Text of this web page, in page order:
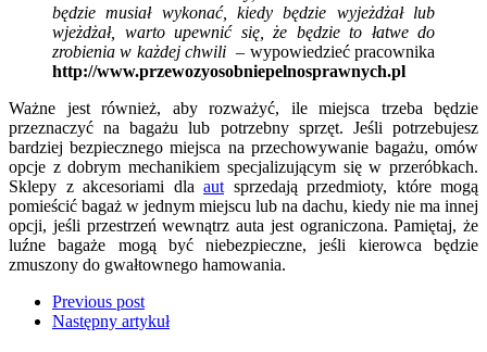
będziemusiałwykonać, kiedybędzie wyjeżdżał lub
wjeżdżał, warto upewnić się, że będzie to łatwe do
zrobieniaw każdej chwili – wypowiedzieć pracownika
http://www.przewozyosobniepelnosprawnych.pl
Ważne jest również, aby rozważyć, ile miejsca trzeba będzie
przeznaczyć nabagażu lub potrzebny sprzęt. Jeśli potrzebujesz
bardziej bezpiecznego miejsca na przechowywanie bagażu, omów
opcje z dobrym mechanikiem specjalizującym się w przeróbkach.
Sklepy z akcesoriami dla aut sprzedają przedmioty, które mogą
pomieścić bagaż w jednym miejscu lub na dachu, kiedy nie ma innej
opcji, jeśli przestrzeń wewnątrz auta jest ograniczona. Pamiętaj, że
luźne bagaże mogą być niebezpieczne, jeśli kierowcabędzie
zmuszony do gwałtownego hamowania.
Previous post
Następny artykuł